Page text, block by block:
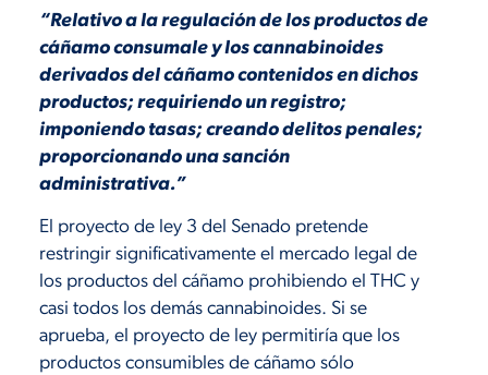
“Relativo a la regulación de los productos de
cáñamo consumale y los cannabinoides
derivados del cáñamo contenidos en dichos
productos; requiriendo un registro;
imponiendo tasas; creando delitos penales;
proporcionando una sanción
administrativa.”
El proyecto de ley 3 del Senado pretende
restringir significativamente el mercado legal de
los productos del cáñamo prohibiendo el THC y
casi todos los demás cannabinoides. Si se
aprueba, el proyecto de ley permitiría que los
productos consumibles de cáñamo sólo